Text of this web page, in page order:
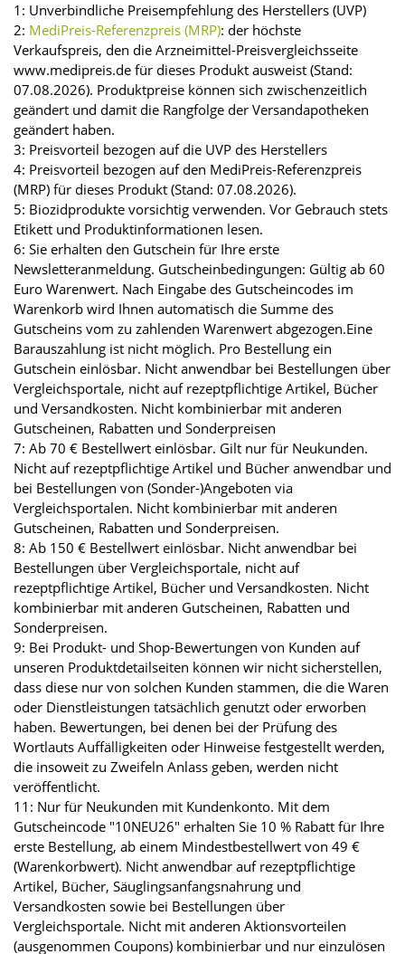
1: Unverbindliche Preisempfehlung des Herstellers (UVP)
2: MediPreis-Referenzpreis (MRP): der höchste
Verkaufspreis, den die Arzneimittel-Preisvergleichsseite
www.medipreis.de für dieses Produkt ausweist (Stand:
07.08.2026). Produktpreise können sich zwischenzeitlich
geändert und damit die Rangfolge der Versandapotheken
geändert haben.
3: Preisvorteil bezogen auf die UVP des Herstellers
4: Preisvorteil bezogen auf den MediPreis-Referenzpreis
(MRP) für dieses Produkt (Stand: 07.08.2026).
5: Biozidprodukte vorsichtig verwenden. Vor Gebrauch stets
Etikett und Produktinformationen lesen.
6: Sie erhalten den Gutschein für Ihre erste
Newsletteranmeldung. Gutscheinbedingungen: Gültig ab 60
Euro Warenwert. Nach Eingabe des Gutscheincodes im
Warenkorb wird Ihnen automatisch die Summe des
Gutscheins vom zu zahlenden Warenwert abgezogen.Eine
Barauszahlung ist nicht möglich. Pro Bestellung ein
Gutschein einlösbar. Nicht anwendbar bei Bestellungen über
Vergleichsportale, nicht auf rezeptpflichtige Artikel, Bücher
und Versandkosten. Nicht kombinierbar mit anderen
Gutscheinen, Rabatten und Sonderpreisen
7: Ab 70 € Bestellwert einlösbar. Gilt nur für Neukunden.
Nicht auf rezeptpflichtige Artikel und Bücher anwendbar und
bei Bestellungen von (Sonder-)Angeboten via
Vergleichsportalen. Nicht kombinierbar mit anderen
Gutscheinen, Rabatten und Sonderpreisen.
8: Ab 150 € Bestellwert einlösbar. Nicht anwendbar bei
Bestellungen über Vergleichsportale, nicht auf
rezeptpflichtige Artikel, Bücher und Versandkosten. Nicht
kombinierbar mit anderen Gutscheinen, Rabatten und
Sonderpreisen.
9: Bei Produkt- und Shop-Bewertungen von Kunden auf
unseren Produktdetailseiten können wir nicht sicherstellen,
dass diese nur von solchen Kunden stammen, die die Waren
oder Dienstleistungen tatsächlich genutzt oder erworben
haben. Bewertungen, bei denen bei der Prüfung des
Wortlauts Auffälligkeiten oder Hinweise festgestellt werden,
die insoweit zu Zweifeln Anlass geben, werden nicht
veröffentlicht.
11: Nur für Neukunden mit Kundenkonto. Mit dem
Gutscheincode "10NEU26" erhalten Sie 10 % Rabatt für Ihre
erste Bestellung, ab einem Mindestbestellwert von 49 €
(Warenkorbwert). Nicht anwendbar auf rezeptpflichtige
Artikel, Bücher, Säuglingsanfangsnahrung und
Versandkosten sowie bei Bestellungen über
Vergleichsportale. Nicht mit anderen Aktionsvorteilen
(ausgenommen Coupons) kombinierbar und nur einzulösen